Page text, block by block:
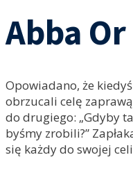
Abba Or
Opowiadano, że
obrzucali celę
do drugiego: „Gdyby
byśmy zrobili?”
się każdy do swojej